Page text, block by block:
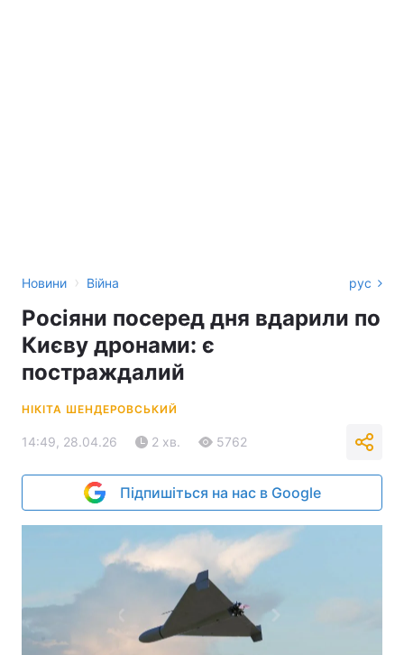
Новини › Війна рус
Росіяни посеред дня вдарили по
Києву дронами: є
постраждалий
НІКІТА ШЕНДЕРОВСЬКИЙ
14:49, 28.04.26 2 хв. 5762
Підпишіться на нас в Google